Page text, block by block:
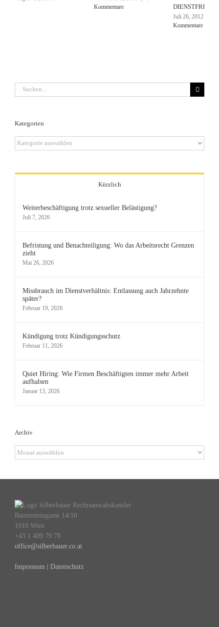
Kommentare
Juli 26, 2012
Kommentare
Suche
nach:
Kategorien
Kategorien
Kürzlich
Weiterbeschäftigung trotz sexueller Belästigung?
Juli 7, 2026
Befristung und Benachteiligung: Wo das Arbeitsrecht Grenzen
zieht
Mai 26, 2026
Missbrauch im Dienstverhältnis: Entlassung auch Jahrzehnte
später?
Februar 19, 2026
Kündigung trotz Kündigungsschutz
Februar 11, 2026
Quiet Hiring: Wie Firmen Beschäftigten immer mehr Arbeit
aufhalsen
Januar 13, 2026
Archiv
Archiv
Bartensteingasse 14/10
1010 Wien
+43 1 409 79 78
office@silberbauer.co.at
Impressum | Datenschutz